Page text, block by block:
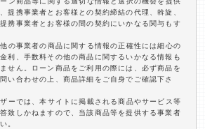
提携事業者とお客様との契約締結の代理、斡旋、
携事業者とお客様の間の契約にいかなる関与もす
の事業者の商品に関する情報の正確性には細心の
利、手数料その他の商品に関するいかなる情報も
せん。ローン商品をご利用の際には、必ず商品を
い合わせの上、商品詳細をご自身でご確認下さ
ーでは、本サイトに掲載される商品やサービス等
致しかねますので、当該商品等を提供する事業者
。